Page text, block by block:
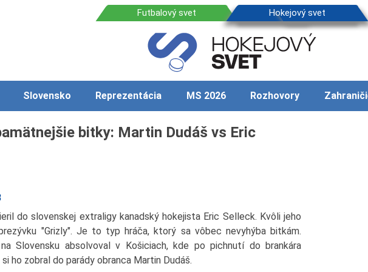
Slovensko Reprezentácia MS 2026 Rozhovory
bitky: Martin Dudáš vs Eric
do slovenskej extraligy kanadský hokejista Eric Selleck. Kvôli jeho
"Grizly". Je to typ hráča, ktorý sa vôbec nevyhýba bitkám.
Slovensku absolvoval v Košiciach, kde po pichnutí do brankára
ho zobral do parády obranca Martin Dudáš.